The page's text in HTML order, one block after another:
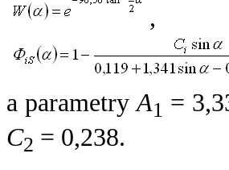
,
a parametryA1 =
C2 = 0,238.